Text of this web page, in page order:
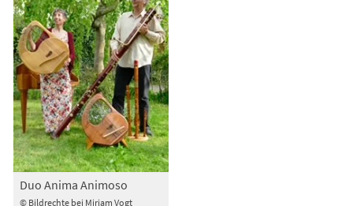
© Bildrechte bei Mirjam Vogt
Duo Anima Animoso